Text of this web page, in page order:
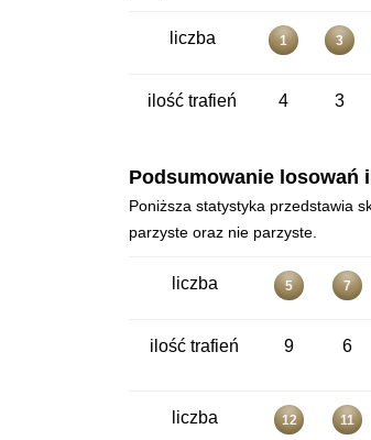
liczba 1 3
ilość trafień 4 3
Podsumowanie losowań
Poniższa statystyka przedstawia
parzyste oraz nie parzyste.
liczba 5 7
ilość trafień 9 6
liczba 12 11